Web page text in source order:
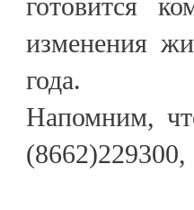
изменения
года.
Напомним,
(8662)229300,